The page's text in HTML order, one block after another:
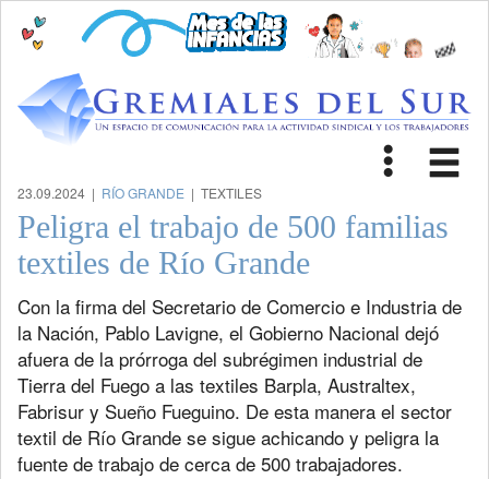
Toggle
23.09.2024 | RÍO GRANDE | TEXTILES
Peligra el trabajo de 500 familias
textiles de Río Grande
Con la firma del Secretario de Comercio e Industria de
la Nación, Pablo Lavigne, el Gobierno Nacional dejó
afuera de la prórroga del subrégimen industrial de
Tierra del Fuego a las textiles Barpla, Australtex,
Fabrisur y Sueño Fueguino. De esta manera el sector
textil de Río Grande se sigue achicando y peligra la
fuente de trabajo de cerca de 500 trabajadores.